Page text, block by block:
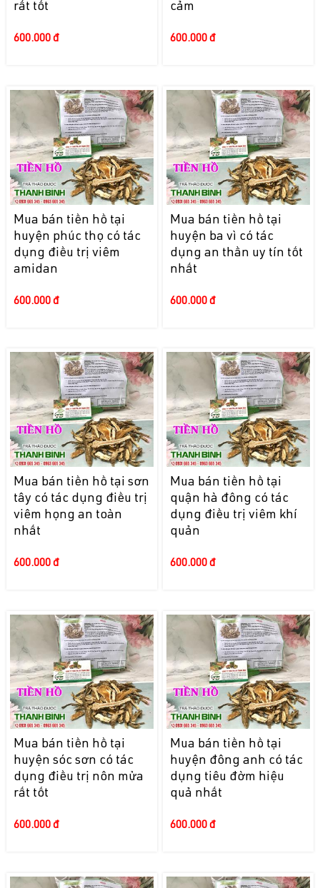
rất tốt
600.000 đ
cảm
600.000 đ
Mua bán tiền hồ tại
huyện phúc thọ có tác
dụng điều trị viêm
amidan
600.000 đ
Mua bán tiền hồ tại
huyện ba vì có tác
dụng an thần uy tín tốt
nhất
600.000 đ
Mua bán tiền hồ tại sơn
tây có tác dụng điều trị
viêm họng an toàn
nhất
600.000 đ
Mua bán tiền hồ tại
quận hà đông có tác
dụng điều trị viêm khí
quản
600.000 đ
Mua bán tiền hồ tại
huyện sóc sơn có tác
dụng điều trị nôn mửa
rất tốt
600.000 đ
Mua bán tiền hồ tại
huyện đông anh có tác
dụng tiêu đờm hiệu
quả nhất
600.000 đ